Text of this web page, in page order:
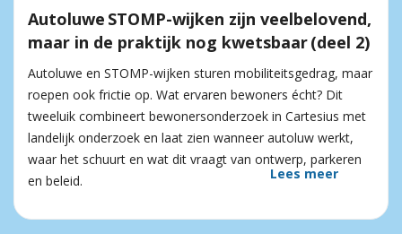
Autoluwe STOMP-wijken zijn veelbelovend,
maar in de praktijk nog kwetsbaar (deel 2)
Autoluwe en STOMP-wijken sturen mobiliteitsgedrag, maar
roepen ook frictie op. Wat ervaren bewoners écht? Dit
tweeluik combineert bewonersonderzoek in Cartesius met
landelijk onderzoek en laat zien wanneer autoluw werkt,
waar het schuurt en wat dit vraagt van ontwerp, parkeren
en beleid.
Lees meer